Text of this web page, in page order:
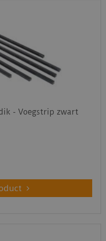
- Voegstrip zwart